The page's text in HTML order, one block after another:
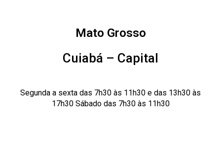
Mato Grosso
Cuiabá – Capital
Segunda a sexta das 7h30 às 11h30 e das 13h30 às
17h30 Sábado das 7h30 às 11h30